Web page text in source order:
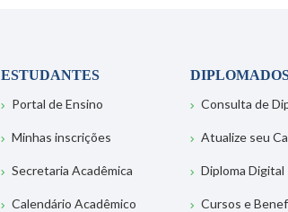
ESTUDANTES
Portal de Ensino
Minhas inscrições
Secretaria Acadêmica
Calendário Acadêmico
Consulta de
Atualize seu
Diploma Digital
Cursos e